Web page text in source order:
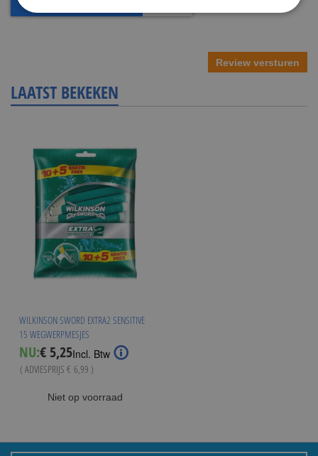
Review versturen
LAATST BEKEKEN
WILKINSON SWORD EXTRA2 SENSITIVE
15 WEGWERPMESJES
NU:Special
Price
€ 5,25Incl. Btw
( ADVIESPRIJS € 6,99 )
Niet op voorraad